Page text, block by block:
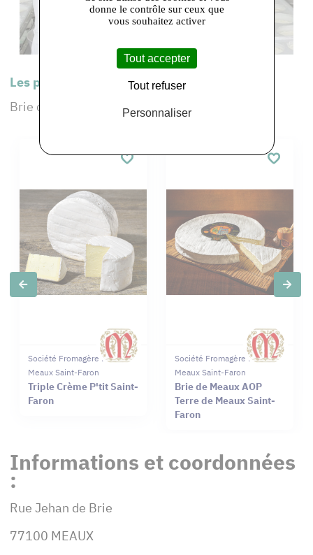
Les produits de cet adhérent :
Brie de Melun, Brie de Meaux, Petit Saint Faron
Société Fromagère De
Meaux Saint-Faron
Triple Crème P'tit Saint-
Faron
Société Fromagère De
Meaux Saint-Faron
Brie de Meaux AOP
Terre de Meaux Saint-
Faron
Slide précédente Slide
Informations et coordonnées
:
Rue Jehan de Brie
77100 MEAUX
donne le contrôle sur ceux que
vous souhaitez activer
Tout accepter
Tout refuser
Personnaliser